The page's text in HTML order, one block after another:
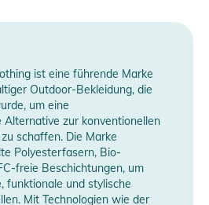
ist eine führende Marke
Outdoor-Bekleidung, die
um eine
zur konventionellen
schaffen. Die Marke
Polyesterfasern, Bio-
freie Beschichtungen, um
funktionale und stylische
Mit Technologien wie der